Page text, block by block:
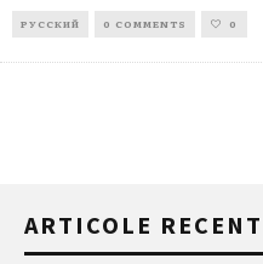
РУССКИЙ 0 COMMENTS 0
ARTICOLE